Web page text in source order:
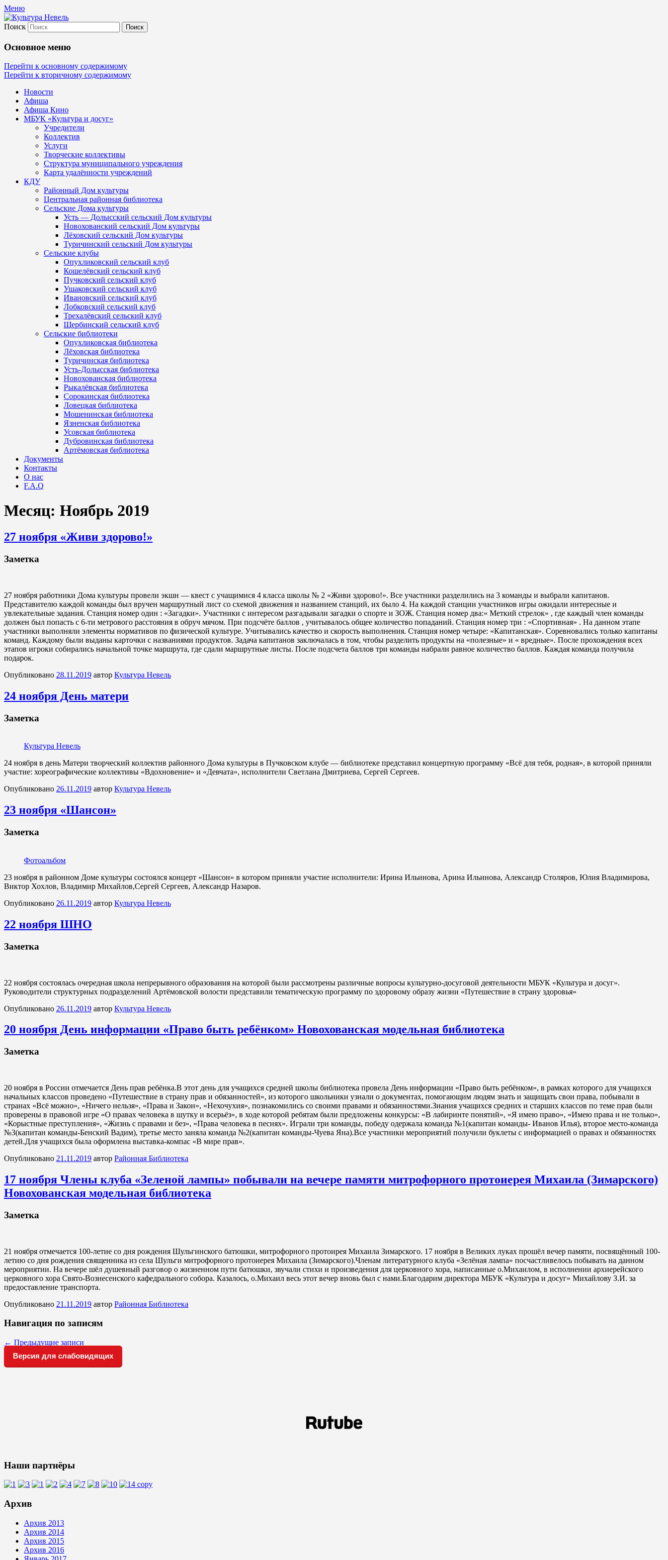
Меню
Культура Невель
МБУК Невельского района "Культура и досуг"
Поиск
Основное меню
Перейти к основному содержимому
Перейти к вторичному содержимому
Новости
Афиша
Афиша Кино
МБУК «Культура и досуг»
Учредители
Коллектив
Услуги
Творческие коллективы
Структура муниципального учреждения
Карта удалённости учреждений
КДУ
Районный Дом культуры
Центральная районная библиотека
Сельские Дома культуры
Усть — Долысский сельский Дом культуры
Новохованский сельский Дом культуры
Лёховский сельский Дом культуры
Туричинский сельский Дом культуры
Сельские клубы
Опухликовский сельский клуб
Кошелёвский сельский клуб
Пучковский сельский клуб
Ушаковский сельский клуб
Ивановский сельский клуб
Лобковский сельский клуб
Трехалёвский сельский клуб
Щербинский сельский клуб
Сельские библиотеки
Опухликовская библиотека
Лёховская библиотека
Туричинская библиотека
Усть-Долысская библиотека
Новохованская библиотека
Рыкалёвская библиотека
Сорокинская библиотека
Ловецкая библиотека
Мошенинская библиотека
Язненская библиотека
Усовская библиотека
Дубровинская библиотека
Артёмовская библиотека
Документы
Контакты
О нас
F.A.Q
Месяц: Ноябрь 2019
27 ноября «Живи здорово!»
Заметка
27 ноября работники Дома культуры провели экшн — квест с учащимися 4 класса школы № 2 «Живи здорово!». Все участники разделились на 3 команды и выбрали капитанов.
Представителю каждой команды был вручен маршрутный лист со схемой движения и названием станций, их было 4. На каждой станции участников игры ожидали интересные и
увлекательные задания. Станция номер один : «Загадки». Участники с интересом разгадывали загадки о спорте и ЗОЖ. Станция номер два:« Меткий стрелок» , где каждый член команды
должен был попасть с 6-ти метрового расстояния в обруч мячом. При подсчёте баллов , учитывалось общее количество попаданий. Станция номер три : «Спортивная» . На данном этапе
участники выполняли элементы нормативов по физической культуре. Учитывались качество и скорость выполнения. Станция номер четыре: «Капитанская». Соревновались только капитаны
команд. Каждому были выданы карточки с названиями продуктов. Задача капитанов заключалась в том, чтобы разделить продукты на «полезные» и « вредные». После прохождения всех
этапов игроки собирались начальной точке маршрута, где сдали маршрутные листы. После подсчета баллов три команды набрали равное количество баллов. Каждая команда получила
подарок.
Опубликовано 28.11.2019 автор Культура Невель
24 ноября День матери
Заметка
Культура Невель
24 ноября в день Матери творческий коллектив районного Дома культуры в Пучковском клубе — библиотеке представил концертную программу «Всё для тебя, родная», в которой приняли
участие: хореографические коллективы «Вдохновение» и «Девчата», исполнители Светлана Дмитриева, Сергей Сергеев.
Опубликовано 26.11.2019 автор Культура Невель
23 ноября «Шансон»
Заметка
Фотоальбом
23 ноября в районном Доме культуры состоялся концерт «Шансон» в котором приняли участие исполнители: Ирина Ильинова, Арина Ильинова, Александр Столяров, Юлия Владимирова,
Виктор Хохлов, Владимир Михайлов,Сергей Сергеев, Александр Назаров.
Опубликовано 26.11.2019 автор Культура Невель
22 ноября ШНО
Заметка
22 ноября состоялась очередная школа непрерывного образования на которой были рассмотрены различные вопросы культурно-досуговой деятельности МБУК «Культура и досуг».
Руководители структурных подразделений Артёмовской волости представили тематическую программу по здоровому образу жизни «Путешествие в страну здоровья»
Опубликовано 26.11.2019 автор Культура Невель
20 ноября День информации «Право быть ребёнком» Новохованская модельная библиотека
Заметка
20 ноября в России отмечается День прав ребёнка.В этот день для учащихся средней школы библиотека провела День информации «Право быть ребёнком», в рамках которого для учащихся
начальных классов проведено «Путешествие в страну прав и обязанностей», из которого школьники узнали о документах, помогающим людям знать и защищать свои права, побывали в
странах «Всё можно», «Ничего нельзя», «Права и Закон», «Нехочухия», познакомились со своими правами и обязанностями.Знания учащихся средних и старших классов по теме прав были
проверены в правовой игре «О правах человека в шутку и всерьёз», в ходе которой ребятам были предложены конкурсы: «В лабиринте понятий», «Я имею право», «Имею права и не только»,
«Корыстные преступления», «Жизнь с правами и без», «Права человека в песнях». Играли три команды, победу одержала команда №1(капитан команды- Иванов Илья), второе место-команда
№3(капитан команды-Бенский Вадим), третье место заняла команда №2(капитан команды-Чуева Яна).Все участники мероприятий получили буклеты с информацией о правах и обязанностях
детей.Для учащихся была оформлена выставка-компас «В мире прав».
Опубликовано 21.11.2019 автор Районная Библиотека
17 ноября Члены клуба «Зеленой лампы» побывали на вечере памяти митрофорного протоиерея Михаила (Зимарского)
Новохованская модельная библиотека
Заметка
21 ноября отмечается 100-летие со дня рождения Шульгинского батюшки, митрофорного протоирея Михаила Зимарского. 17 ноября в Великих луках прошёл вечер памяти, посвящённый 100-
летию со дня рождения священника из села Шульги митрофорного протоиерея Михаила (Зимарского).Членам литературного клуба «Зелёная лампа» посчастливелось побывать на данном
мероприятии. На вечере шёл душевный разговор о жизненном пути батюшки, звучали стихи и произведения для церковного хора, написанные о.Михаилом, в исполнении архиерейского
церковного хора Свято-Вознесенского кафедрального собора. Казалось, о.Михаил весь этот вечер вновь был с нами.Благодарим директора МБУК «Культура и досуг» Михайлову З.И. за
предоставление транспорта.
Опубликовано 21.11.2019 автор Районная Библиотека
Навигация по записям
← Предыдущие записи
Версия для слабовидящих
Наши партнёры
Архив
Архив 2013
Архив 2014
Архив 2015
Архив 2016